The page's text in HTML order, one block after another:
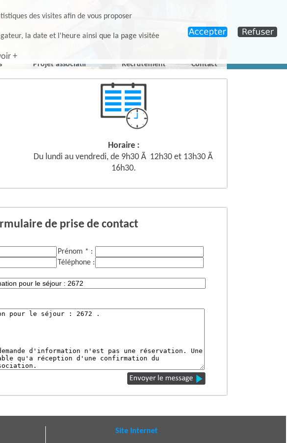
des visites afin de vous proposer
la date et l'heure ainsi que la page visitée
+
Projet associatif Recrutement Contact
Horaire :
Du lundi au vendredi, de 9h30 Ã 12h30 et 13h30 Ã
16h30.
de prise de contact
Prénom * :
Téléphone :
Site Internet